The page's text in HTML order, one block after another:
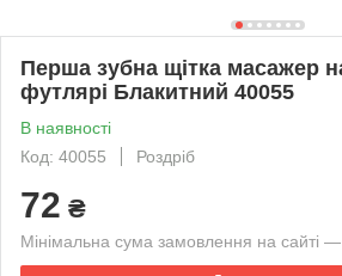
Перша зубна щітка масажер
футлярі Блакитний 40055
В наявності
Код: 40055
Роздріб
72 ₴
Мінімальна сума замовлення на сайті